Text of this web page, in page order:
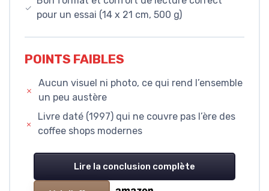
pour un essai (14 x 21 cm, 500 g)
POINTS FAIBLES
Aucun visuel ni photo, ce qui rend l’ensemble
un peu austère
Livre daté (1997) qui ne couvre pas l’ère des
coffee shops modernes
Lire la conclusion complète